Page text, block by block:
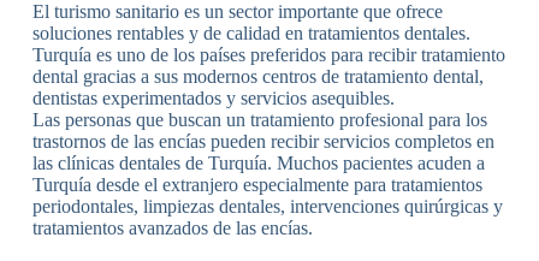
El turismo sanitario es un sector importante que ofrece
soluciones rentables y de calidad en tratamientos dentales.
Turquía es uno de los países preferidos para recibir tratamiento
dental gracias a sus modernos centros de tratamiento dental,
dentistas experimentados y servicios asequibles.
Las personas que buscan un tratamiento profesional para los
trastornos de las encías pueden recibir servicios completos en
las clínicas dentales de Turquía. Muchos pacientes acuden a
Turquía desde el extranjero especialmente para tratamientos
periodontales, limpiezas dentales, intervenciones quirúrgicas y
tratamientos avanzados de las encías.